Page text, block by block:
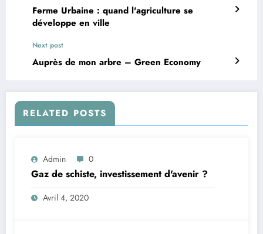
Ferme Urbaine : quand l'agriculture se
développe en ville
Next post
Auprès de mon arbre – Green Economy
RELATED POSTS
Admin 0
Gaz de schiste, investissement d'avenir ?
Avril 4, 2020